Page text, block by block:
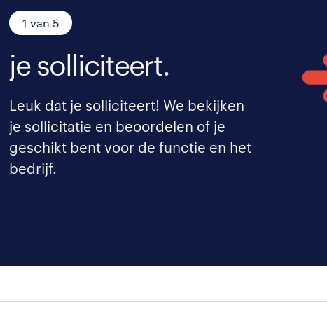
1 van 5
je solliciteert.
Leuk dat je solliciteert! We bekijken
je sollicitatie en beoordelen of je
geschikt bent voor de functie en het
bedrijf.